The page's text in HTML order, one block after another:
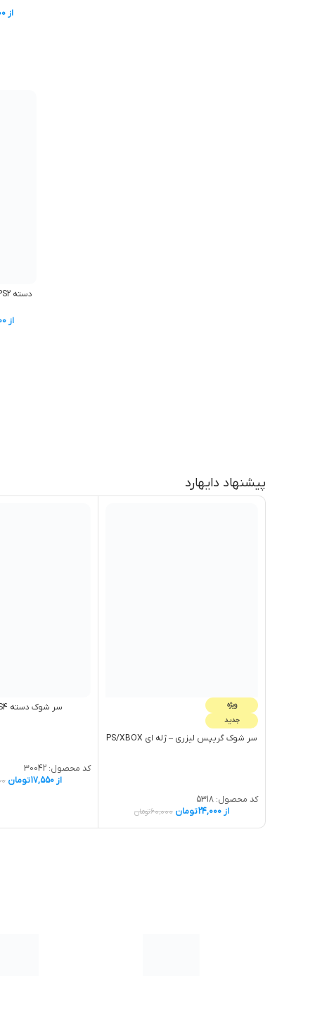
از
دسته PS2 شوک کپي قيري سیم ابريشمي
از
پیشنهاد دایهارد
ویژه
جدید
سر شوک گريپس لیزری – ژله اي PS/XBOX
کد محصول: 5318
از24,000تومان 60,000تومان
سر شوک دسته PS4 طوسی
کد محصول:30042
از17,550تومان